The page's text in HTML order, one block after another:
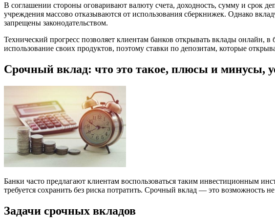
В соглашении стороны оговаривают валюту счета, доходность, сумму и срок
учреждения массово отказываются от использования сберкнижек. Однако
запрещены законодательством.
Технический прогресс позволяет клиентам банков открывать вклады онлайн,
использование своих продуктов, поэтому ставки по депозитам, которые
Срочный вклад: что это такое, плюсы и минусы,
Банки часто предлагают клиентам воспользоваться таким инвестиционным
требуется сохранить без риска потратить. Срочный вклад — это возможность
Задачи срочных вкладов